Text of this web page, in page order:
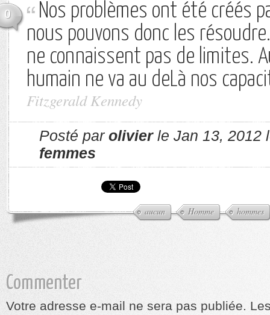
0
Nos problèmes ont été créés
nous pouvons donc les
ne connaissent pas de limites.
humain ne va au deLà nos
Fitzgerald Kennedy
Posté par olivierle Jan 13, 2012
femmes
aucun Homme hommes
Commenter
Votre adresse e-mail ne sera pas publiée.